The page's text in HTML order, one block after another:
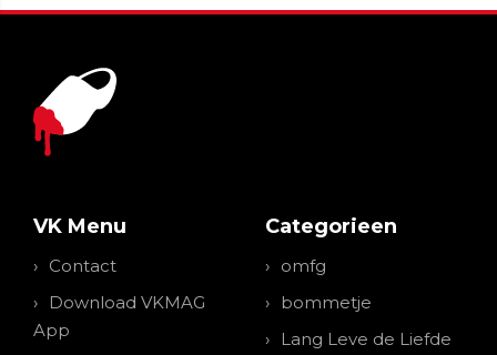
VK Menu
Contact
Download VKMAG
App
Categorieen
omfg
bommetje
Lang Leve de Liefde